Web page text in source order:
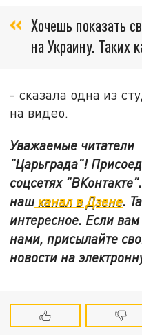
Хочешь показать
на Украину. Таких
- сказала одна из
на видео.
Уважаемые читатели
"Царьграда"!
соцсетях "ВКонтакте".
нашканал в Дзене.
интересное. Если
нами, присылайте
новости на